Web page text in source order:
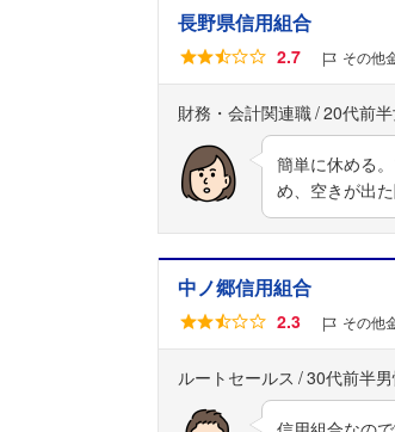
長野県信用組合
2.7 その他
財務・会計関連職 20代前
簡単に休める
め、空きが出
中ノ郷信用組合
2.3 その他
ルートセールス 30代前半